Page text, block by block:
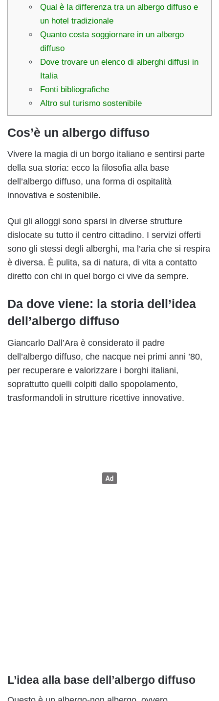
Qual è la differenza tra un albergo diffuso e
un hotel tradizionale
Quanto costa soggiornare in un albergo
diffuso
Dove trovare un elenco di alberghi diffusi in
Italia
Fonti bibliografiche
Altro sul turismo sostenibile
Cos’è un albergo diffuso
Vivere la magia di un borgo italiano e sentirsi parte
della sua storia: ecco la filosofia alla base
dell’albergo diffuso, una forma di ospitalità
innovativa e sostenibile.
Qui gli alloggi sono sparsi in diverse strutture
dislocate su tutto il centro cittadino. I servizi offerti
sono gli stessi degli alberghi, ma l’aria che si respira
è diversa. È pulita, sa di natura, di vita a contatto
diretto con chi in quel borgo ci vive da sempre.
Da dove viene: la storia dell’idea
dell’albergo diffuso
Giancarlo Dall’Ara è considerato il padre
dell’albergo diffuso, che nacque nei primi anni ’80,
per recuperare e valorizzare i borghi italiani,
soprattutto quelli colpiti dallo spopolamento,
trasformandoli in strutture ricettive innovative.
L’idea alla base dell’albergo diffuso